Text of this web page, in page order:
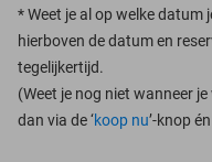
*Weet je al op welke datum
hierboven de datum en
tegelijkertijd.
(Weet je nog niet wanneer
dan via de ‘koop nu’-knop